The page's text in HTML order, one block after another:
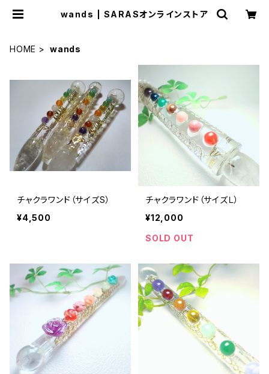
wands | SARASオンラインストア
HOME wands
チャクラワンド（サイズS）
¥4,500
チャクラワンド（サイズＬ）
¥12,000
SOLD OUT